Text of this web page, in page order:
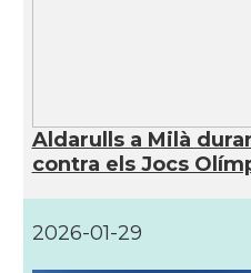
Aldarulls a Milà
contra els Jocs
2026-01-29